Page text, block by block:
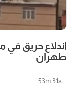
اندلاع حريق في
طهران
53m 31s